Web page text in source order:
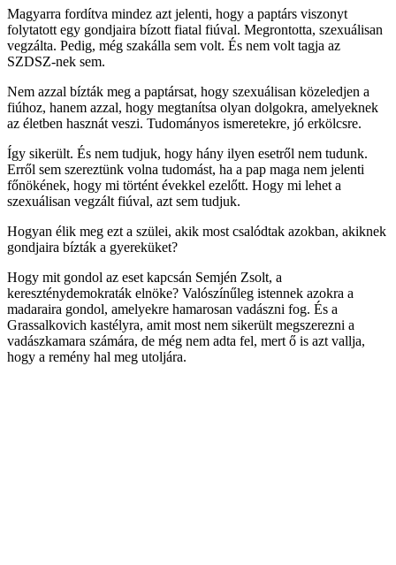
Magyarra fordítva mindez azt jelenti, hogy a paptárs viszonyt
folytatott egy gondjaira bízott fiatal fiúval. Megrontotta, szexuálisan
vegzálta. Pedig, még szakálla sem volt. És nem volt tagja az
SZDSZ-nek sem.
Nem azzal bízták meg a paptársat, hogy szexuálisan közeledjen a
fiúhoz, hanem azzal, hogy megtanítsa olyan dolgokra, amelyeknek
az életben hasznát veszi. Tudományos ismeretekre, jó erkölcsre.
Így sikerült. És nem tudjuk, hogy hány ilyen esetről nem tudunk.
Erről sem szereztünk volna tudomást, ha a pap maga nem jelenti
főnökének, hogy mi történt évekkel ezelőtt. Hogy mi lehet a
szexuálisan vegzált fiúval, azt sem tudjuk.
Hogyan élik meg ezt a szülei, akik most csalódtak azokban, akiknek
gondjaira bízták a gyereküket?
Hogy mit gondol az eset kapcsán Semjén Zsolt, a
kereszténydemokraták elnöke? Valószínűleg istennek azokra a
madaraira gondol, amelyekre hamarosan vadászni fog. És a
Grassalkovich kastélyra, amit most nem sikerült megszerezni a
vadászkamara számára, de még nem adta fel, mert ő is azt vallja,
hogy a remény hal meg utoljára.